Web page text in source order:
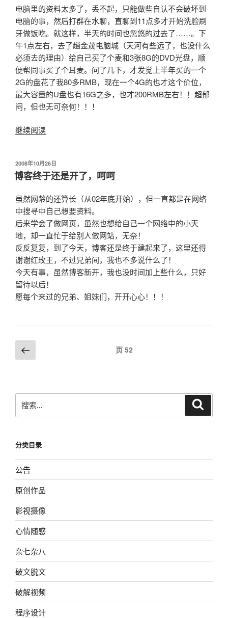
电脑里的资料太多了，丢不起，只能做些自认不会破坏到
电脑的事，然后打群在水聊，直聊到11点多才开始洗脸刷
牙做饭吃。就这样，半天的时间也忽悠的过去了……。下
午1点左右，去了趟金荗电脑城（天河有些远了，也没什么
必须去的理由）给自己买了个麦和3张8G的DVD光盘，顺
便帮同事买了个耳麦。问了几下，才发觉上半年买的一个
2G的盘花了我80多RMB，现在一个4G的也才这个价位，
最大容量的U盘也有16G之多，也才200RMB左右！！超郁
闷，但也无可奈何！！！
继续阅读
个
星
过
去
了”
发
布
于
2008年10月26日
博客终于还是开了，呵呵
虽然网龄的还算长（从02年底开始），但一直都是在网络
中搜寻中自己想要资料。
后来学会了做网页，虽然也想给自己一个网络中的小天
地，却一直忙于给别人做网站，无奈！
反反复复，到了今天，博客还是终于建起来了，这里还得
谢谢红玫王，不过兄弟间，我也不多说什么了！
今天有事，虽然博客新开，我也没时间加上些什么，只好
留待以后！
愿每个来过的兄弟、姐妹们，开开心心！！！
文
章
航
一
页 52
搜
索：
分类目录
公告
原创作品
影视摄像
心情随感
杂七杂八
破文脱文
破解视频
程序设计